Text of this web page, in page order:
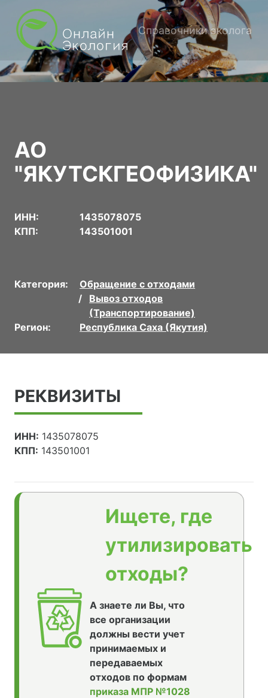
Справочники эколога
АО
"ЯКУТСКГЕОФИЗИКА"
ИНН:
1435078075
КПП:
143501001
Категория:
Обращение с отходами
Вывоз отходов
(Транспортирование)
Регион:
Республика Саха (Якутия)
РЕКВИЗИТЫ
ИНН: 1435078075
КПП: 143501001
Ищете, где
утилизировать
отходы?
А знаете ли Вы, что
все организации
должны вести учет
принимаемых и
передаваемых
отходов по формам
приказа МПР №1028